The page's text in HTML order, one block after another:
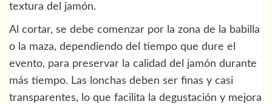
textura del jamón.
Al cortar, se debe comenzar por la zona de la babilla
o la maza, dependiendo del tiempo que dure el
evento, para preservar la calidad del jamón durante
más tiempo. Las lonchas deben ser finas y casi
transparentes, lo que facilita la degustación y mejora